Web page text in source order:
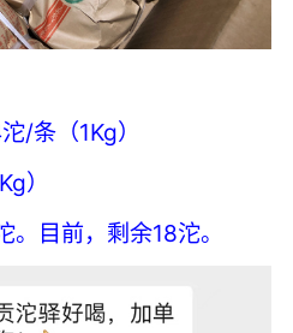
/条（1Kg）
）
。目前，剩余18沱。